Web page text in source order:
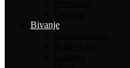
Bivanje